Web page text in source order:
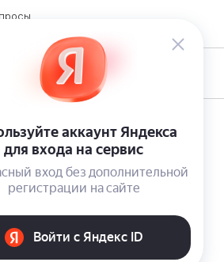
товара
Контакты
28-07
NFC Harman